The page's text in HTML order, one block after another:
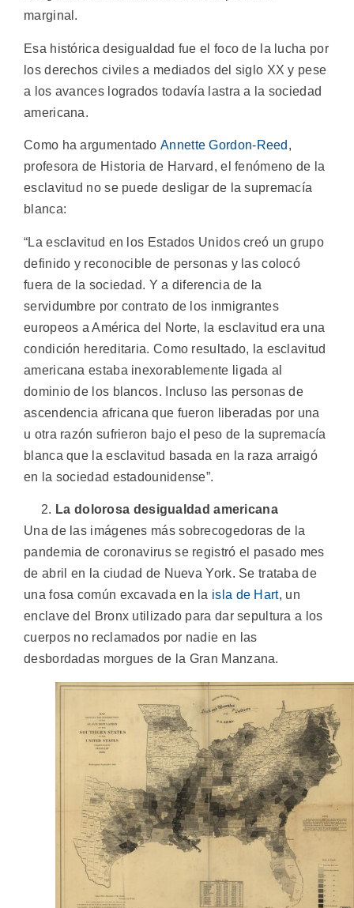
marginal.
Esa histórica desigualdad fue el foco de la lucha por
los derechos civiles a mediados del siglo XX y pese
a los avances logrados todavía lastra a la sociedad
americana.
Como ha argumentadoAnnette Gordon-Reed ,
profesora de Historia de Harvard, el fenómeno de la
esclavitud no se puede desligar de la supremacía
blanca:
“La esclavitud en los Estados Unidos creó un grupo
definido y reconocible de personas y las colocó
fuera de la sociedad. Y a diferencia de la
servidumbre por contrato de los inmigrantes
europeos a América del Norte, la esclavitud era una
condición hereditaria. Como resultado, la esclavitud
americana estaba inexorablemente ligada al
dominio de los blancos. Incluso las personas de
ascendencia africana que fueron liberadas por una
u otra razón sufrieron bajo el peso de la supremacía
blanca que la esclavitud basada en la raza arraigó
en la sociedad estadounidense”.
La dolorosa desigualdad americana
Una de las imágenes más sobrecogedoras de la
pandemia de coronavirus se registró el pasado mes
de abril en la ciudad de Nueva York. Se trataba de
una fosa común excavada en la isla de Hart, un
enclave del Bronx utilizado para dar sepultura a los
cuerpos no reclamados por nadie en las
desbordadas morgues de la Gran Manzana.